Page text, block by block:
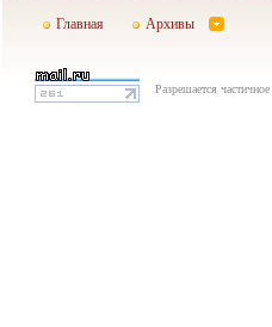
Главная Архивы
Разрешается